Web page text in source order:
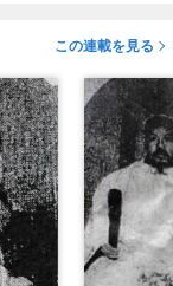
この連載を見る